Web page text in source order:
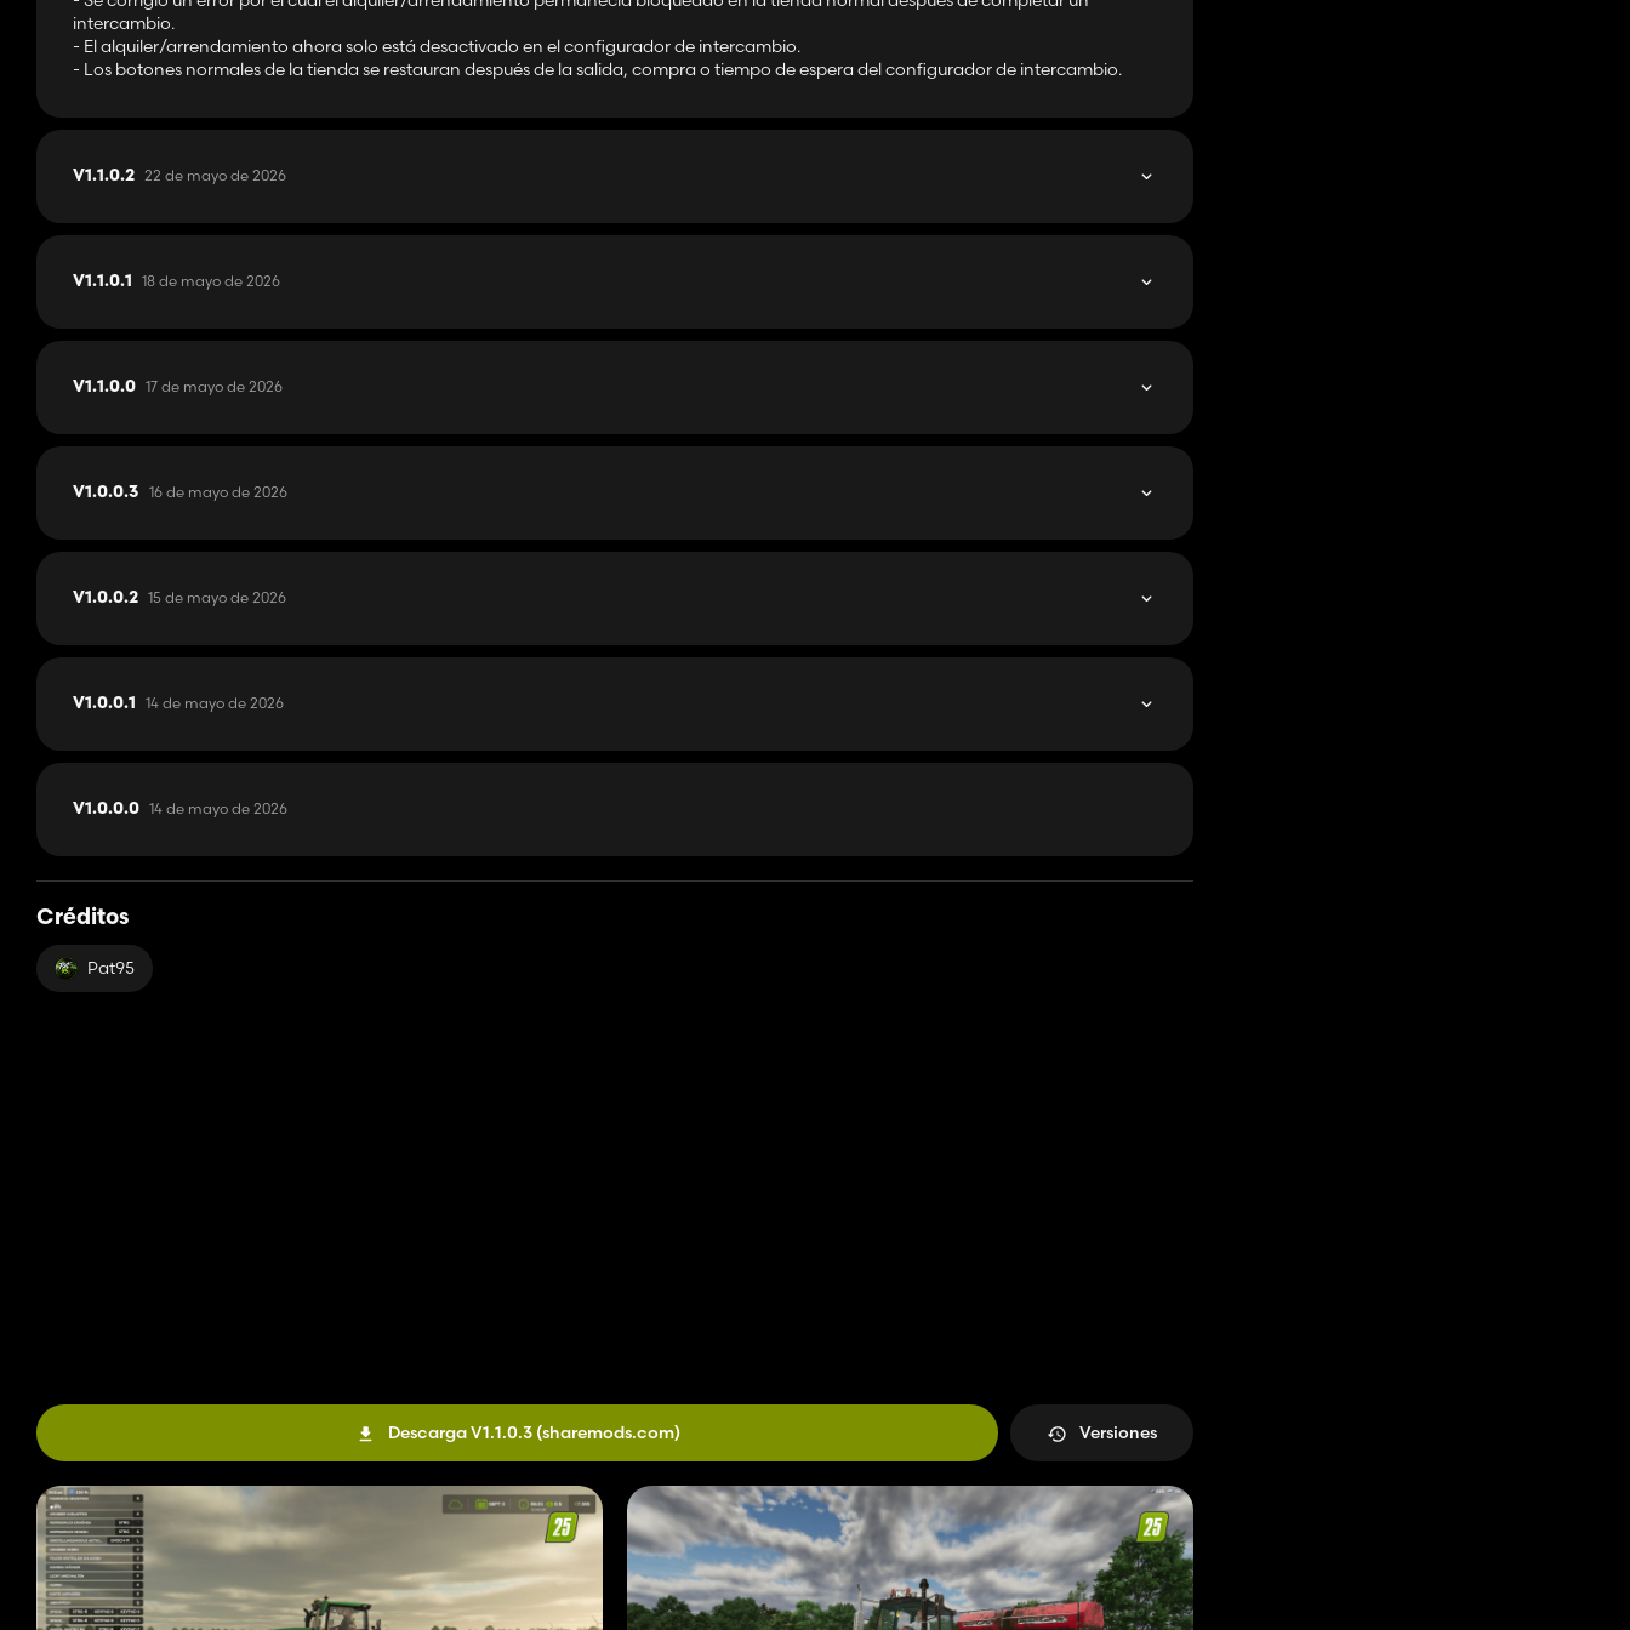
intercambio.
- El alquiler/arrendamiento ahora solo está desactivado en el configurador de intercambio.
- Los botones normales de la tienda se restauran después de la salida, compra o tiempo de espera del configurador de intercambio.
V1.1.0.2 22 de mayo de 2026
V1.1.0.1 18 de mayo de 2026
V1.1.0.0 17 de mayo de 2026
V1.0.0.3 16 de mayo de 2026
V1.0.0.2 15 de mayo de 2026
V1.0.0.1 14 de mayo de 2026
V1.0.0.0 14 de mayo de 2026
Créditos
Pat95
Descarga V1.1.0.3 (sharemods.com) Versiones